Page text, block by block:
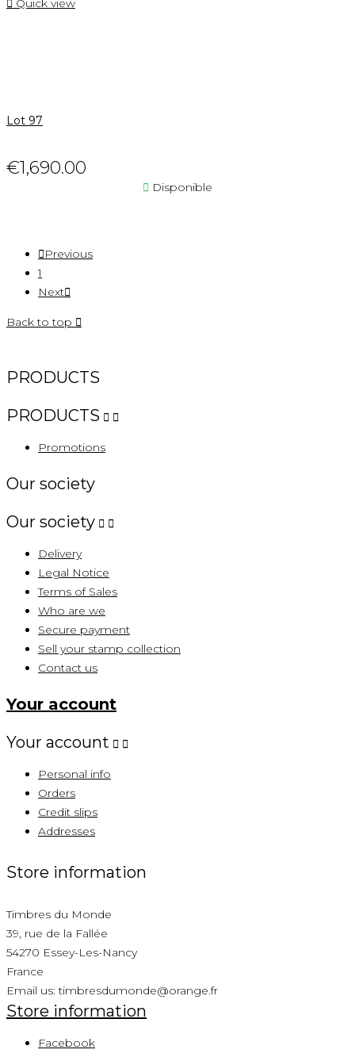
 Quick view
Lot 97
€1,690.00
 Disponible
Previous
1
Next
Back to top 
PRODUCTS
PRODUCTS  
Promotions
Our society
Our society  
Delivery
Legal Notice
Terms of Sales
Who are we
Secure payment
Sell ​​your stamp collection
Contact us
Your account
Your account  
Personal info
Orders
Credit slips
Addresses
Store information
Timbres du Monde
39, rue de la Fallée
54270 Essey-Les-Nancy
France
Email us:timbresdumonde@orange.fr
Store information
Facebook